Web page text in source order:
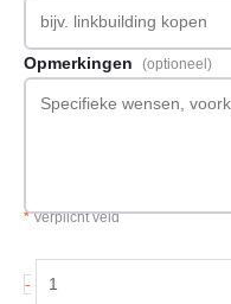
Opmerkingen (optioneel)
*Verplicht veld
-